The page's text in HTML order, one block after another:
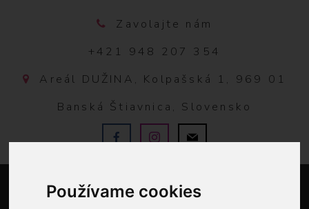
Používame cookies
Zavolajte nám
+421 948 207 354
Areál DUŽINA, Kolpašská 1, 969 01
Banská Štiavnica, Slovensko